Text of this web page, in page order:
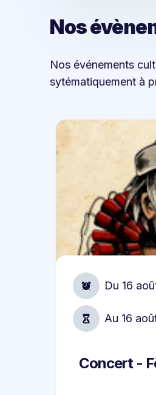
Nos
Nos événements
sytématiquement à
Du 16
Au 16
Concert -